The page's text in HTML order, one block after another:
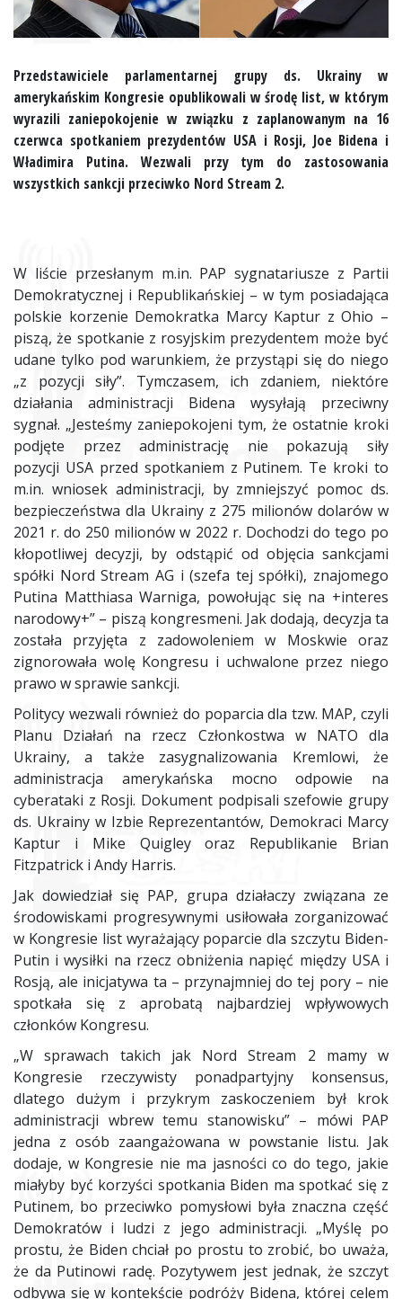
Przedstawiciele parlamentarnej grupy ds. Ukrainy w
amerykańskim Kongresie opublikowali w środę list, w którym
wyrazili zaniepokojenie w związku z zaplanowanym na 16
czerwca spotkaniem prezydentów USAi Rosji, Joe Bidena i
Władimira Putina. Wezwali przy tym do zastosowania
wszystkich sankcji przeciwko Nord Stream 2.
W liście przesłanym m.in. PAP sygnatariusze z Partii
Demokratycznej i Republikańskiej – w tym posiadająca
polskie korzenie Demokratka Marcy Kaptur z Ohio –
piszą, że spotkanie z rosyjskim prezydentem może być
udane tylko pod warunkiem, że przystąpi się do niego
„z pozycji siły”. Tymczasem, ich zdaniem, niektóre
działania administracji Bidena wysyłają przeciwny
sygnał. „Jesteśmy zaniepokojeni tym, że ostatnie kroki
podjęte przez administrację nie pokazują siły
pozycji USAprzed spotkaniem z Putinem. Te kroki to
m.in. wniosek administracji, by zmniejszyć pomoc ds.
bezpieczeństwa dla Ukrainy z 275 milionów dolarów w
2021 r. do 250 milionów w 2022 r. Dochodzi do tego po
kłopotliwej decyzji, by odstąpić od objęcia sankcjami
spółki Nord Stream AG i (szefa tej spółki), znajomego
Putina Matthiasa Warniga, powołując się na +interes
narodowy+” – piszą kongresmeni. Jak dodają, decyzja ta
została przyjęta z zadowoleniem w Moskwie oraz
zignorowała wolę Kongresu i uchwalone przez niego
prawo w sprawie sankcji.
Politycy wezwali również do poparcia dla tzw. MAP, czyli
Planu Działań na rzecz Członkostwa w NATO dla
Ukrainy, a także zasygnalizowania Kremlowi, że
administracja amerykańska mocno odpowie na
cyberataki z Rosji. Dokument podpisali szefowie grupy
ds. Ukrainy w Izbie Reprezentantów, Demokraci Marcy
Kaptur i Mike Quigley oraz Republikanie Brian
Fitzpatrick i Andy Harris.
Jak dowiedział się PAP, grupa działaczy związana ze
środowiskami progresywnymi usiłowała zorganizować
w Kongresie list wyrażający poparcie dla szczytu Biden-
Putin i wysiłki na rzecz obniżenia napięć między USAi
Rosją, ale inicjatywa ta – przynajmniej do tej pory – nie
spotkała się z aprobatą najbardziej wpływowych
członków Kongresu.
„W sprawach takich jak Nord Stream 2 mamy w
Kongresie rzeczywisty ponadpartyjny konsensus,
dlatego dużym i przykrym zaskoczeniem był krok
administracji wbrew temu stanowisku” – mówi PAP
jedna z osób zaangażowana w powstanie listu. Jak
dodaje, w Kongresie nie ma jasności co do tego, jakie
miałyby być korzyści spotkania Biden ma spotkać się z
Putinem, bo przeciwko pomysłowi była znaczna część
Demokratów i ludzi z jego administracji. „Myślę po
prostu, że Biden chciał po prostu to zrobić, bo uważa,
że da Putinowi radę. Pozytywem jest jednak, że szczyt
odbywa się w kontekście podróży Bidena, której celem